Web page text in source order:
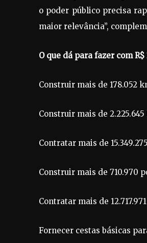
o poder público precisa
maior relevância”,
O que dá para fazer com
Construir mais de 178.052
Construir mais de
Contratar mais de
Construir mais de 710.970
Contratar mais de
Fornecer cestas básicas